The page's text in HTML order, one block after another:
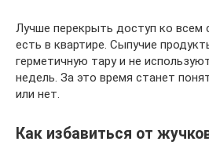
Лучше перекрыть доступ ко всем
есть в квартире. Сыпучие
герметичную тару и не
недель. За это время станет
или нет.
Как избавиться от